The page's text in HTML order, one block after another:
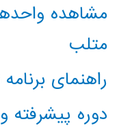
مشاهده
متلب
راهنمای
دوره